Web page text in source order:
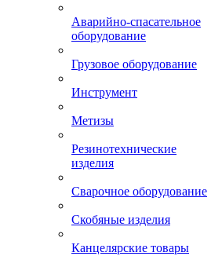
Аварийно-спасательное
оборудование
Грузовое оборудование
Инструмент
Метизы
Резинотехнические
изделия
Сварочное оборудование
Скобяные изделия
Канцелярские товары